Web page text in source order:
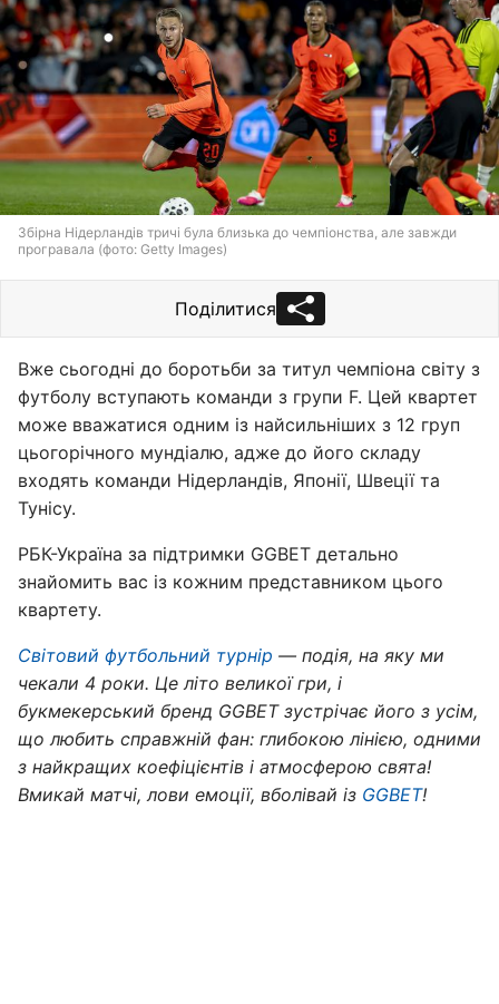
Збірна Нідерландів тричі була близька до чемпіонства, але завжди
програвала (фото: Getty Images)
Поділитися
Вже сьогодні до боротьби за титул чемпіона світу з
футболу вступають команди з групи F. Цей квартет
може вважатися одним із найсильніших з 12 груп
цьогорічного мундіалю, адже до його складу
входять команди Нідерландів, Японії, Швеції та
Тунісу.
РБК-Україна за підтримки GGBET детально
знайомить вас із кожним представником цього
квартету.
Світовий футбольний турнір — подія, на яку ми
чекали 4 роки. Це літо великої гри, і
букмекерський бренд GGBET зустрічає його з усім,
що любить справжній фан: глибокою лінією, одними
з найкращих коефіцієнтів і атмосферою свята!
Вмикай матчі, лови емоції, вболівай із GGBET!